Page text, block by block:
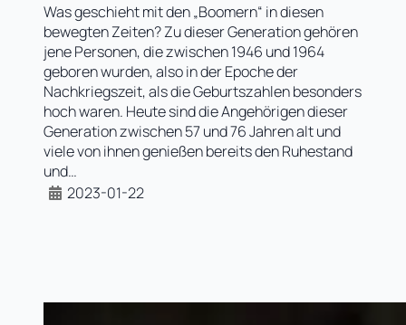
Was geschieht mit den „Boomern“ in diesen
bewegten Zeiten? Zu dieser Generation gehören
jene Personen, die zwischen 1946 und 1964
geboren wurden, also in der Epoche der
Nachkriegszeit, als die Geburtszahlen besonders
hoch waren. Heute sind die Angehörigen dieser
Generation zwischen 57 und 76 Jahren alt und
viele von ihnen genießen bereits den Ruhestand
und…
2023-01-22